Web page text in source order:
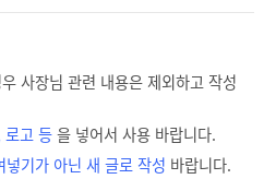
사장님 관련 내용은 제외하고 작성
로고 등을 넣어서 사용 바랍니다.
넣기가 아닌 새 글로 작성 바랍니다.